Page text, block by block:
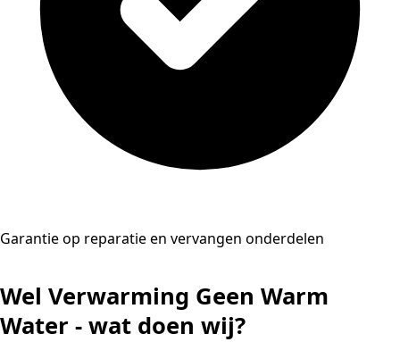
Garantie op reparatie en vervangen onderdelen
Wel Verwarming Geen Warm
Water - wat doen wij?